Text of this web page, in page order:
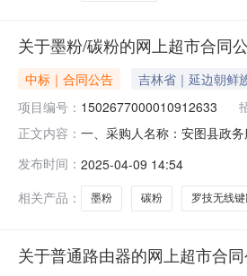
关于墨粉/碳粉的网上超市合同
中标｜合同公告 吉林省｜延边朝鲜
项目编号： 1502677000010912633
正文内容： 一、采购人名称：安图县政
位数量单价(元)总价(元)1得
发布时间： 2025-04-09 14:54
相关产品：
墨粉 碳粉 罗技无线
关于普通路由器的网上超市合